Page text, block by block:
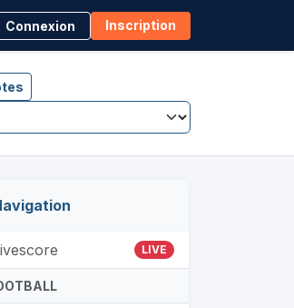
Connexion Inscription
LIVE